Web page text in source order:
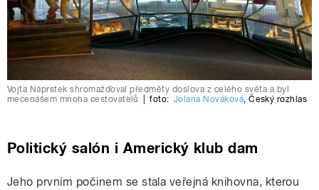
Vojta Náprstek shromažďoval předměty doslova z celého světa a byl
mecenášem mnoha cestovatelů
foto: Jolana Nováková,Český rozhlas
Politický salón i Americký klub dam
Jeho prvním počinem se stala veřejná knihovna, kterou